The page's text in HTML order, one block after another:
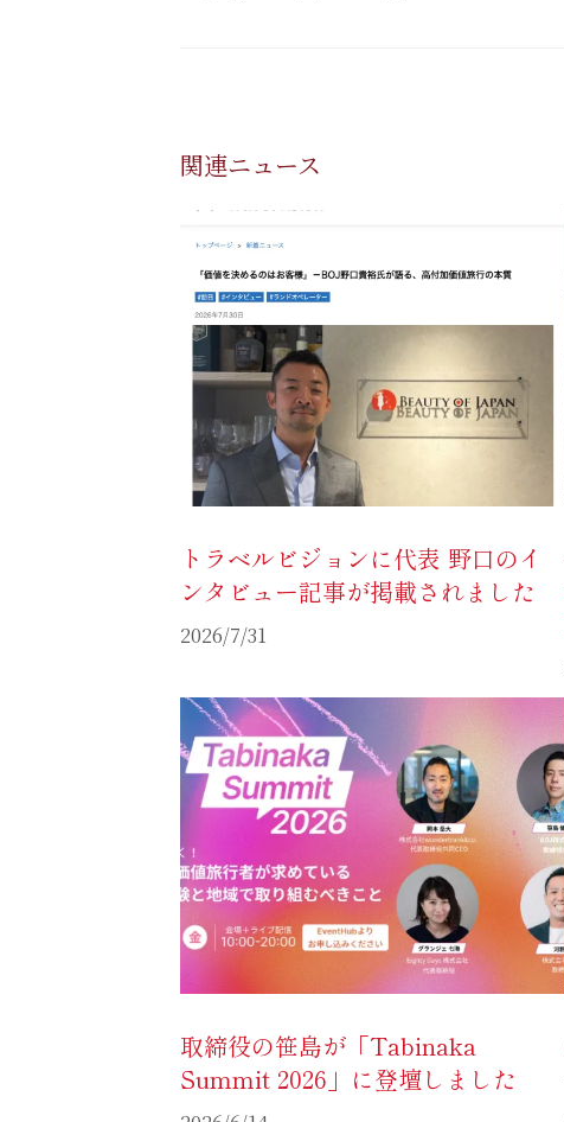
関連ニュース
トラベルビジョンに代表 野口のイ
ンタビュー記事が掲載されました
2026/7/31
取締役の笹島が「Tabinaka
Summit 2026」に登壇しました